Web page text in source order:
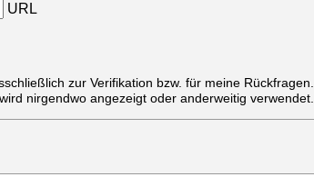
URL
zur Verifikation bzw. für meine Rückfragen.
nirgendwo angezeigt oder anderweitig verwendet.